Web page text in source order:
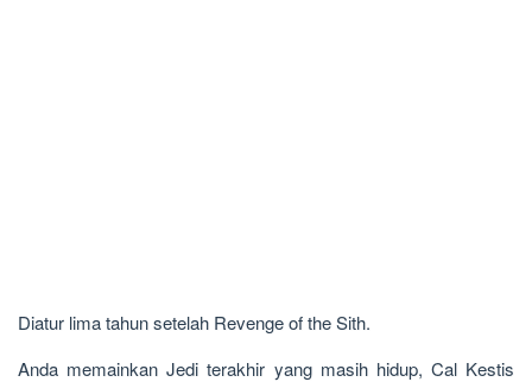
Diatur lima tahun setelah Revenge of the Sith.
Anda memainkan Jedi terakhir yang masih hidup, Cal Kestis